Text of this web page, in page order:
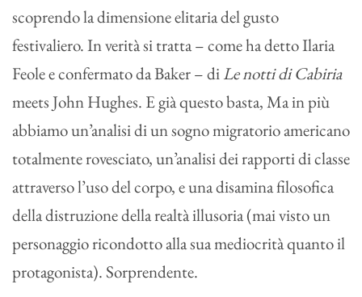
scoprendo la dimensione elitaria del gusto
festivaliero. In verità si tratta – come ha detto Ilaria
Feole e confermato da Baker – diLe notti di Cabiria
meets John Hughes. E già questo basta, Ma in più
abbiamo un’analisi di un sogno migratorio americano
totalmente rovesciato, un’analisi dei rapporti di classe
attraverso l’uso del corpo, e una disamina filosofica
della distruzione della realtà illusoria (mai visto un
personaggio ricondotto alla sua mediocrità quanto il
protagonista). Sorprendente.